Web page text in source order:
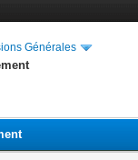
Générales